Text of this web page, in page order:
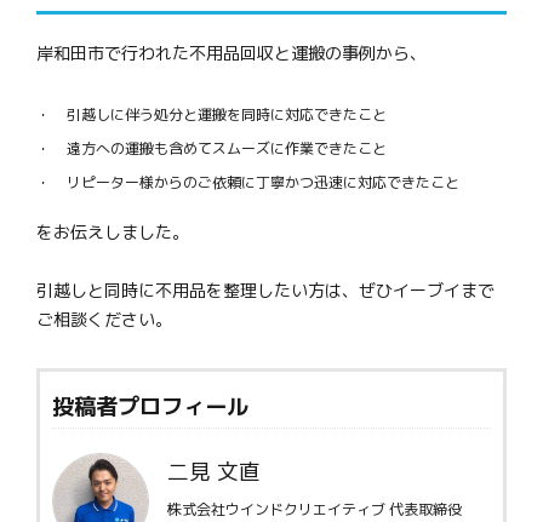
岸和田市で行われた不用品回収と運搬の事例から、
引越しに伴う処分と運搬を同時に対応できたこと
遠方への運搬も含めてスムーズに作業できたこと
リピーター様からのご依頼に丁寧かつ迅速に対応できたこと
をお伝えしました。
引越しと同時に不用品を整理したい方は、ぜひイーブイまで
ご相談ください。
投稿者プロフィール
二見 文直
株式会社ウインドクリエイティブ 代表取締役